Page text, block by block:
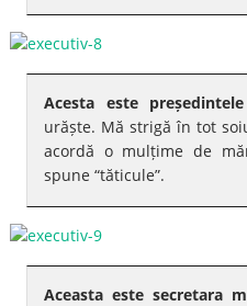
Acesta este
urăște. Mă strigă în tot
acordă o mulțime de
spune “tăticule”.
Aceasta este secretara